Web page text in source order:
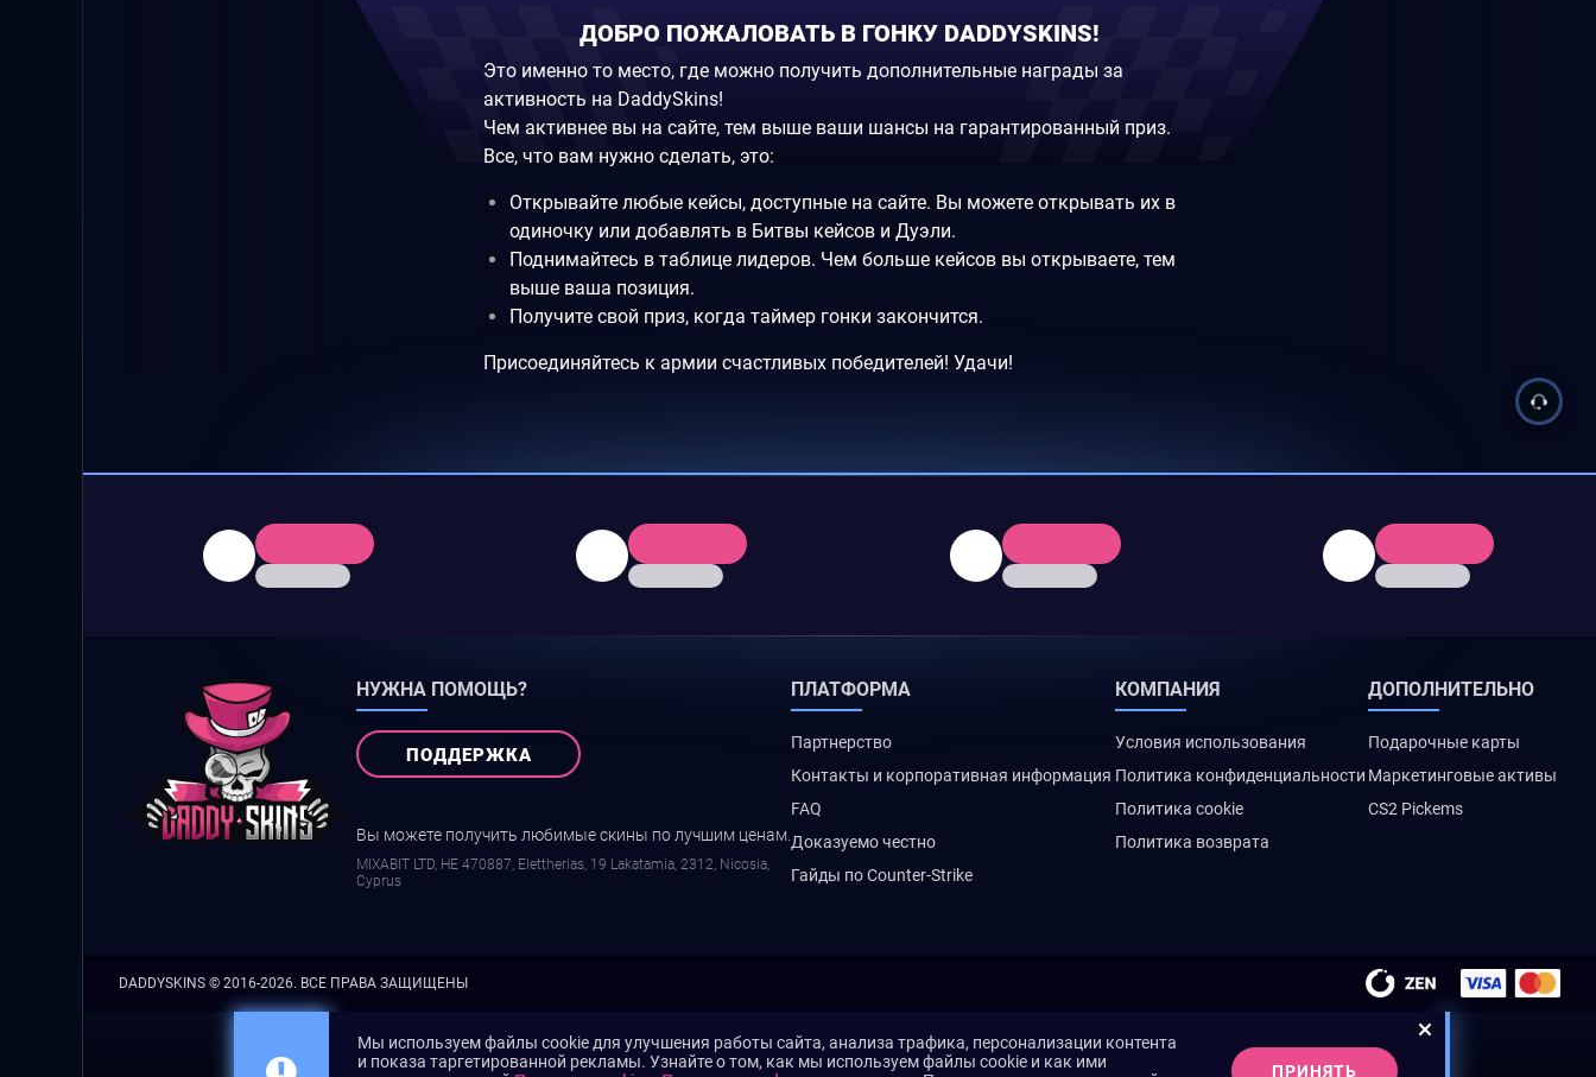
ДОБРО ПОЖАЛОВАТЬ В ГОНКУ DADDYSKINS!
Это именно то место, где можно получить дополнительные награды за
активность на DaddySkins!
Чем активнее вы на сайте, тем выше ваши шансы на гарантированный приз.
Все, что вам нужно сделать, это:
Открывайте любые кейсы, доступные на сайте. Вы можете открывать их в
одиночку или добавлять в Битвы кейсов и Дуэли.
Поднимайтесь в таблице лидеров. Чем больше кейсов вы открываете, тем
выше ваша позиция.
Получите свой приз, когда таймер гонки закончится.
Присоединяйтесь к армии счастливых победителей! Удачи!
НУЖНА ПОМОЩЬ?
ПОДДЕРЖКА
Вы можете получить любимые скины по лучшим ценам.
MIXABIT LTD, ΗΕ 470887, Elettherias, 19 Lakatamia, 2312, Nicosia,
Cyprus
ПЛАТФОРМА
Партнерство
Контакты и корпоративная информация
FAQ
Доказуемо честно
Гайды по Counter-Strike
КОМПАНИЯ
Условия использования
Политика конфиденциальности
Политика cookie
Политика возврата
ДОПОЛНИТЕЛЬНО
Подарочные карты
Маркетинговые активы
CS2 Pickems
DADDYSKINS © 2016-2026. ВСЕ ПРАВА ЗАЩИЩЕНЫ
Мы используем файлы cookie для улучшения работы сайта, анализа трафика, персонализации контента
и показа таргетированной рекламы. Узнайте о том, как мы используем файлы cookie и как ими
ПРИНЯТЬ